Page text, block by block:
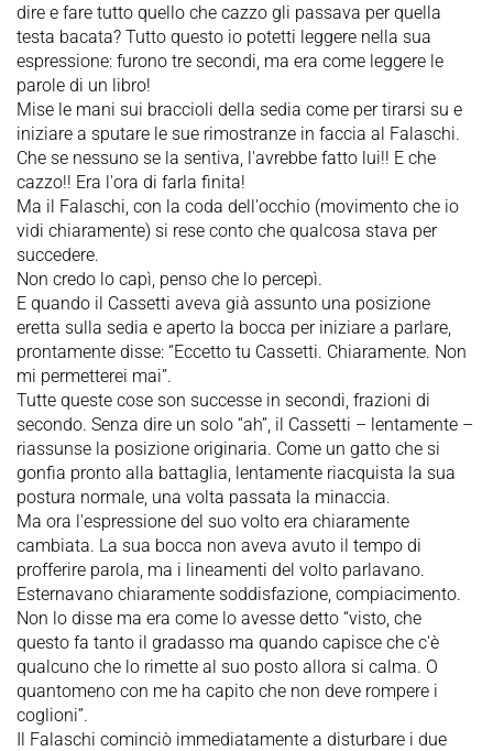
dire e fare tutto quello che cazzo gli passava per quella
testa bacata? Tutto questo io potetti leggere nella sua
espressione: furono tre secondi, ma era come leggere le
parole di un libro!
Mise le mani sui braccioli della sedia come per tirarsi su e
iniziare a sputare le sue rimostranze in faccia al Falaschi.
Che se nessuno se la sentiva, l'avrebbe fatto lui!! E che
cazzo!! Era l'ora di farla finita!
Ma il Falaschi, con la coda dell'occhio (movimento che io
vidi chiaramente) si rese conto che qualcosa stava per
succedere.
Non credo lo capì, penso che lo percepì.
E quando il Cassetti aveva già assunto una posizione
eretta sulla sedia e aperto la bocca per iniziare a parlare,
prontamente disse: “Eccetto tu Cassetti. Chiaramente. Non
mi permetterei mai”.
Tutte queste cose son successe in secondi, frazioni di
secondo. Senza dire un solo “ah”, il Cassetti – lentamente –
riassunse la posizione originaria. Come un gatto che si
gonfia pronto alla battaglia, lentamente riacquista la sua
postura normale, una volta passata la minaccia.
Ma ora l'espressione del suo volto era chiaramente
cambiata. La sua bocca non aveva avuto il tempo di
profferire parola, ma i lineamenti del volto parlavano.
Esternavano chiaramente soddisfazione, compiacimento.
Non lo disse ma era come lo avesse detto “visto, che
questo fa tanto il gradasso ma quando capisce che c'è
qualcuno che lo rimette al suo posto allora si calma. O
quantomeno con me ha capito che non deve rompere i
coglioni”.
Il Falaschi cominciò immediatamente a disturbare i due